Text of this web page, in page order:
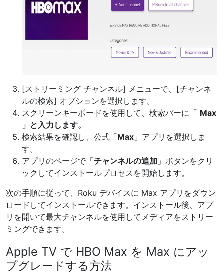
[ストリーミング チャンネル] メニューで、[チャンネ
ルの検索] オプションを選択します。
スクリーンキーボードを使用して、検索バーに「 Max
」と入力します。
検索結果を確認し、公式「Max 」アプリを選択しま
す。
アプリのページで「チャンネルの追加 」ボタンをクリ
ックしてインストールプロセスを開始します。
次の手順に従って、Roku デバイスに Max アプリをダウン
ロードしてインストールできます。インストール後、アプ
リを開いて最大チャンネルを使用してメディアをストリー
ミングできます。
Apple TV で HBO Max を Max にアッ
プグレードする方法